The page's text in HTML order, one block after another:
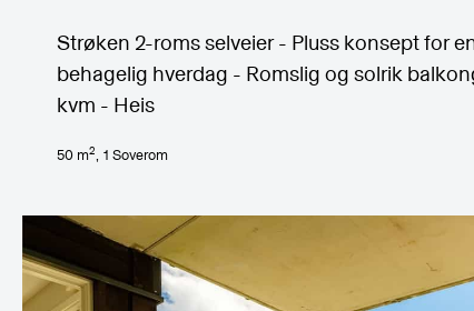
Strøken 2-roms selveier - Pluss konsept for
behagelig hverdag - Romslig og solrik
kvm - Heis
50m2, 1 Soverom